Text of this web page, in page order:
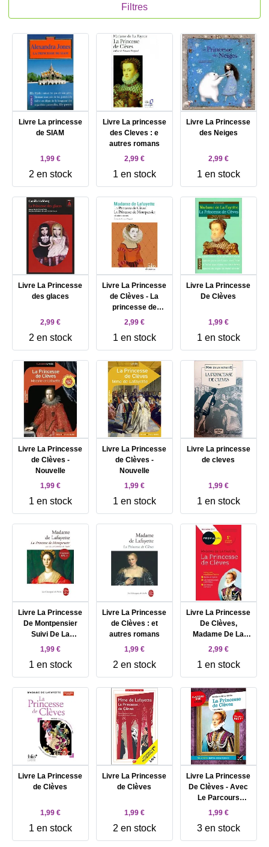
Filtres
Livre La princesse
de SIAM
1,99 €
2 en stock
Livre La princesse
des Cleves : e
autres romans
2,99 €
1 en stock
Livre La Princesse
des Neiges
2,99 €
1 en stock
Livre La Princesse
des glaces
2,99 €
2 en stock
Livre La Princesse
de Clèves - La
princesse de
Montpensier et
2,99 €
1 en stock
Livre La Princesse
De Clèves
1,99 €
1 en stock
Livre La Princesse
de Clèves -
Nouvelle
1,99 €
1 en stock
Livre La Princesse
de Clèves -
Nouvelle
1,99 €
1 en stock
Livre La princesse
de cleves
1,99 €
1 en stock
Livre La Princesse
De Montpensier
Suivi De La
Comtesse De
1,99 €
1 en stock
Livre La Princesse
de Clèves : et
autres romans
1,99 €
2 en stock
Livre La Princesse
De Clèves,
Madame De La
Fayette - Bac 1ère
Techno
2,99 €
1 en stock
Livre La Princesse
de Clèves
1,99 €
1 en stock
Livre La Princesse
de Clèves
1,99 €
2 en stock
Livre La Princesse
De Clèves - Avec
Le Parcours
'Individu, Morale Et
1,99 €
3 en stock